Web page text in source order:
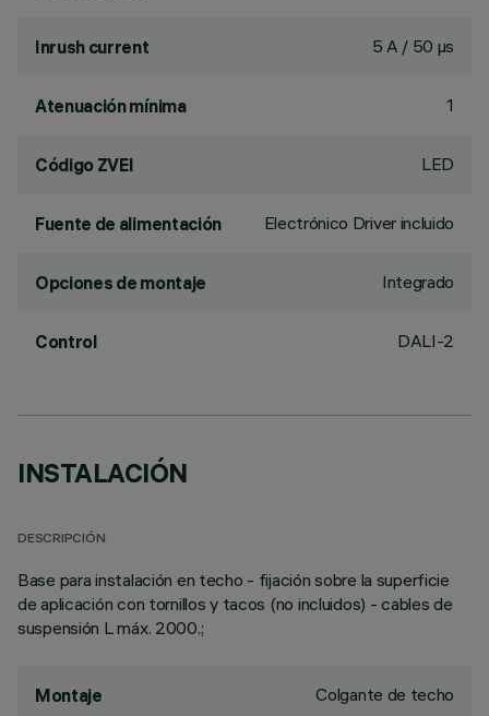
Inrush current 5 A / 50 µs
Atenuación mínima 1
Código ZVEI LED
Fuente de alimentación Electrónico Driver incluido
Opciones de montaje Integrado
Control DALI-2
INSTALACIÓN
DESCRIPCIÓN
Base para instalación en techo - fijación sobre la superficie
de aplicación con tornillos y tacos (no incluidos) - cables de
suspensión L máx. 2000.;
Montaje Colgante de techo